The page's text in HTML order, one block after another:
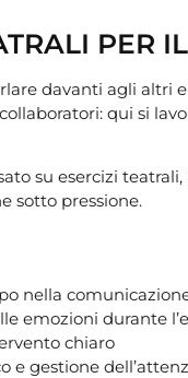
PER
davanti agli altri
qui si
su esercizi
sotto pressione.
nella
emozioni durante
chiaro
e gestione